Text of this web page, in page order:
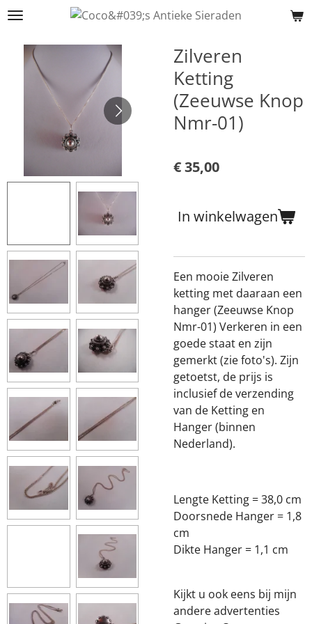
Ga
naar
hoofdinhoud
Zilveren
Ketting
(Zeeuwse Knop
Nmr-01)
€ 35,00
In winkelwagen
Een mooie Zilveren
ketting met daaraan een
hanger (Zeeuwse Knop
Nmr-01) Verkeren in een
goede staat en zijn
gemerkt (zie foto's). Zijn
getoetst, de prijs is
inclusief de verzending
van de Ketting en
Hanger (binnen
Nederland).
Lengte Ketting = 38,0 cm
Doorsnede Hanger = 1,8
cm
Dikte Hanger = 1,1 cm
Kijkt u ook eens bij mijn
andere advertenties